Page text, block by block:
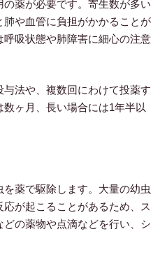
薬が必要です。寄生数が多い
や血管に負担がかかることが
吸状態や肺障害に細心の注意
法や、複数回にわけて投薬す
ヶ月、長い場合には1年半以
薬で駆除します。大量の幼虫
が起こることがあるため、ス
の薬物や点滴などを行い、シ